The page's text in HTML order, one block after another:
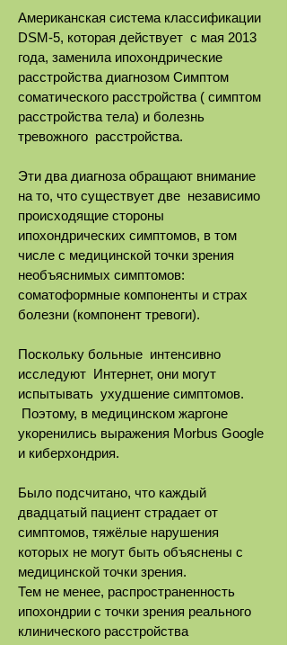
Американская система классификации
DSM-5, которая действует с мая 2013
года, заменила ипохондрические
расстройства диагнозом Симптом
соматического расстройства ( симптом
расстройства тела) и болезнь
тревожного расстройства.
Эти два диагноза обращают внимание
на то, что существует две независимо
происходящие стороны
ипохондрических симптомов, в том
числе с медицинской точки зрения
необъяснимых симптомов:
соматоформные компоненты и страх
болезни (компонент тревоги).
Поскольку больные интенсивно
исследуют Интернет, они могут
испытывать ухудшение симптомов.
Поэтому, в медицинском жаргоне
укоренились выражения Morbus Google
и киберхондрия.
Было подсчитано, что каждый
двадцатый пациент страдает от
симптомов, тяжёлые нарушения
которых не могут быть объяснены с
медицинской точки зрения.
Тем не менее, распространенность
ипохондрии с точки зрения реального
клинического расстройства